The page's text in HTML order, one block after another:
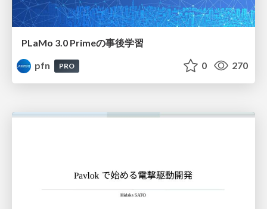
PLaMo 3.0 Primeの事後学習
pfn
PRO 0 270